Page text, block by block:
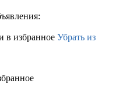
в избранное Убрать из